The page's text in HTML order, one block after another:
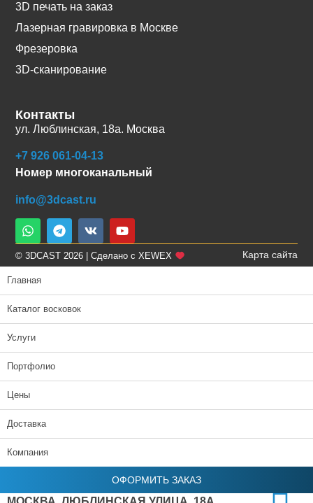
3D печать на заказ
Лазерная гравировка в Москве
Фрезеровка
3D-сканирование
Контакты
ул. Люблинская, 18а. Москва
+7 926 061-04-13
Номер многоканальный
info@3dcast.ru
© 3DCAST 2026 | Сделано с XEWEX Карта сайта
Главная
Каталог восковок
Услуги
Портфолио
Цены
Доставка
Компания
ОФОРМИТЬ ЗАКАЗ